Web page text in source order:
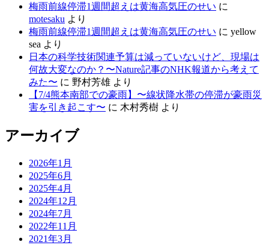
梅雨前線停滞1週間超えは黄海高気圧のせい に
motesaku より
梅雨前線停滞1週間超えは黄海高気圧のせい に yellow
sea より
日本の科学技術関連予算は減っていないけど、現場は
何故大変なのか？〜Nature記事のNHK報道から考えて
みた〜 に 野村芳雄 より
【7/4熊本南部での豪雨】〜線状降水帯の停滞が豪雨災
害を引き起こす〜 に 木村秀樹 より
アーカイブ
2026年1月
2025年6月
2025年4月
2024年12月
2024年7月
2022年11月
2021年3月